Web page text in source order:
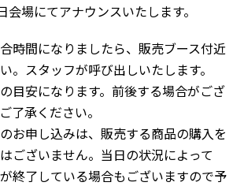
場にてアナウンスいたします。
時間になりましたら、販売ブース付近
。スタッフが呼び出しいたします。
目安になります。前後する場合がござ
了承ください。
お申し込みは、販売する商品の購入を
ございません。当日の状況によって
終了している場合もございますので予